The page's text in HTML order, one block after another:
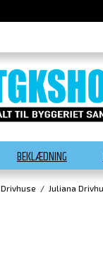
BEKLÆDNING
Drivhuse / Juliana